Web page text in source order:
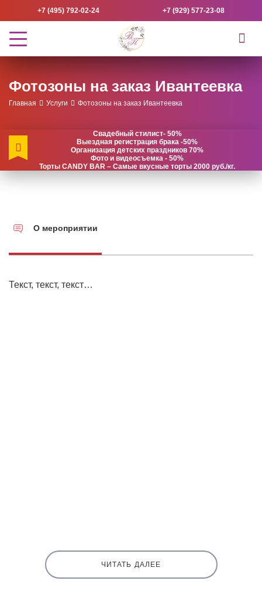
+7 (495) 792-02-24 +7 (929) 577-23-08
Фотозоны на заказ Ивантеевка
Главная Услуги Фотозоны на заказ Ивантеевка
Свадебный стилист- 50%
Выездная регистрация брака -50%
Организация детских праздников 70%
Фото и видеосъемка - 50%
Торты CANDY BAR – Самые вкусные торты 2000 руб./кг.
О мероприятии
Текст, текст, текст…
ЧИТАТЬ ДАЛЕЕ